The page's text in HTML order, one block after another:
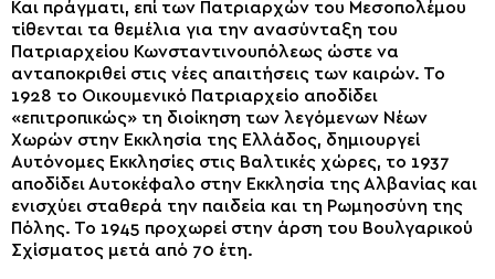
Και πράγματι, επί των Πατριαρχών του Μεσοπολέμου
τίθενται τα θεμέλια για την ανασύνταξη του
Πατριαρχείου Κωνσταντινουπόλεως ώστε να
ανταποκριθεί στις νέες απαιτήσεις των καιρών. Το
1928 το Οικουμενικό Πατριαρχείο αποδίδει
«επιτροπικώς» τη διοίκηση των λεγόμενων Νέων
Χωρών στην Εκκλησία της Ελλάδος, δημιουργεί
Αυτόνομες Εκκλησίες στις Βαλτικές χώρες, το 1937
αποδίδει Αυτοκέφαλο στην Εκκλησία της Αλβανίας και
ενισχύει σταθερά την παιδεία και τη Ρωμηοσύνη της
Πόλης. Το 1945 προχωρεί στην άρση του Βουλγαρικού
Σχίσματος μετά από 70 έτη.